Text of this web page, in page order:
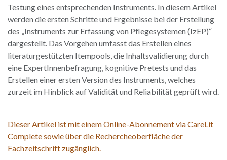
Testung eines entsprechenden Instruments. In diesem Artikel
werden die ersten Schritte und Ergebnisse bei der Erstellung
des „Instruments zur Erfassung von Pflegesystemen (IzEP)“
dargestellt. Das Vorgehen umfasst das Erstellen eines
literaturgestützten Itempools, die Inhaltsvalidierung durch
eine ExpertInnenbefragung, kognitive Pretests und das
Erstellen einer ersten Version des Instruments, welches
zurzeit im Hinblick auf Validität und Reliabilität geprüft wird.
Dieser Artikel ist mit einem Online-Abonnement via CareLit
Complete sowie über die Rechercheoberfläche der
Fachzeitschrift zugänglich.